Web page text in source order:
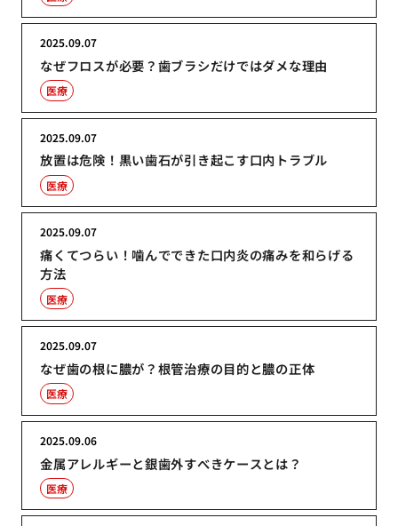
なぜフロスが必要？歯ブラシだけではダメな理由
2025.09.07
医療
放置は危険！黒い歯石が引き起こす口内トラブル
2025.09.07
医療
痛くてつらい！噛んでできた口内炎の痛みを和らげる
方法
2025.09.07
医療
なぜ歯の根に膿が？根管治療の目的と膿の正体
2025.09.07
医療
金属アレルギーと銀歯外すべきケースとは？
2025.09.06
医療